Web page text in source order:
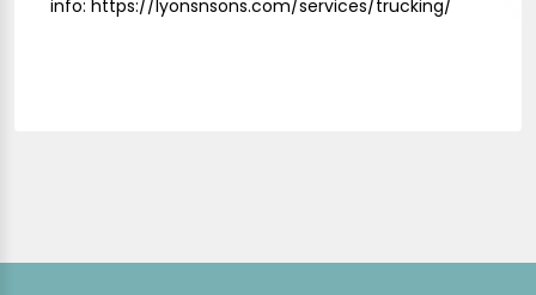
info: https://lyonsnsons.com/services/trucking/